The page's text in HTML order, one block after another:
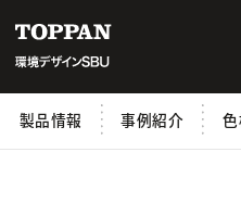
製品情報 事例紹介 色